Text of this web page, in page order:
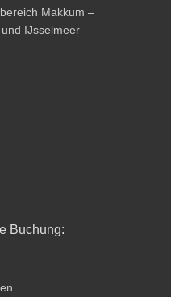
Makkum –
IJsselmeer
Buchung: